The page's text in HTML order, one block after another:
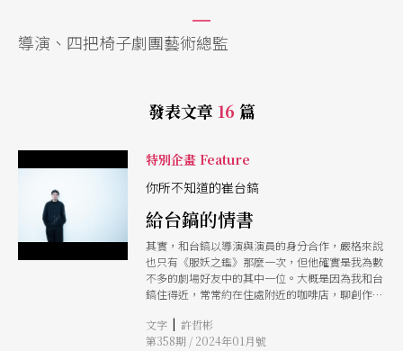
導演、四把椅子劇團藝術總監
發表文章 16 篇
特別企畫 Feature
你所不知道的崔台鎬
給台鎬的情書
其實，和台鎬以導演與演員的身分合作，嚴格來說
也只有《服妖之鑑》那麼一次，但他確實是我為數
不多的劇場好友中的其中一位。大概是因為我和台
鎬住得近，常常約在住處附近的咖啡店，聊創作、
或是，被台鎬推銷一些好東西。 沒錯，就是推
銷。 別誤會，他當然不是真的兜售商品或保單，
文字 | 許哲彬
第358期 / 2024年01月號